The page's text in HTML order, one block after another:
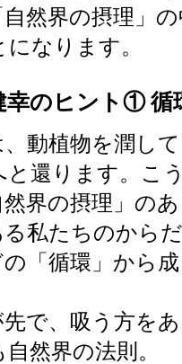
然界の摂理」
なります。
幸のヒント① 循
動植物を潤し
と還ります。こ
界の摂理」の
私たちのから
の「循環」から
先で、吸う方を
然界の法則。